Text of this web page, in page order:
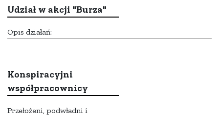
Udział w akcji "Burza"
Opis działań:
Konspiracyjni
współpracownicy
Przełożeni, podwładni i